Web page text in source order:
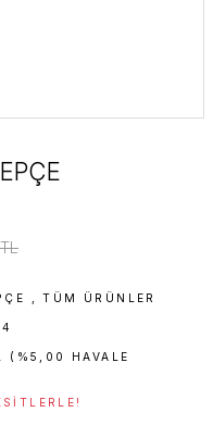
,TÜM ÜRÜNLER
HAVALE